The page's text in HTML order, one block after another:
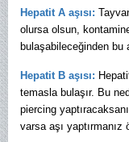
Hepatit A aşısı:
olursa olsun,
bulaşabileceğinden bu
Hepatit B aşısı:
temasla bulaşır. Bu
piercing
varsa aşı yaptırmanız